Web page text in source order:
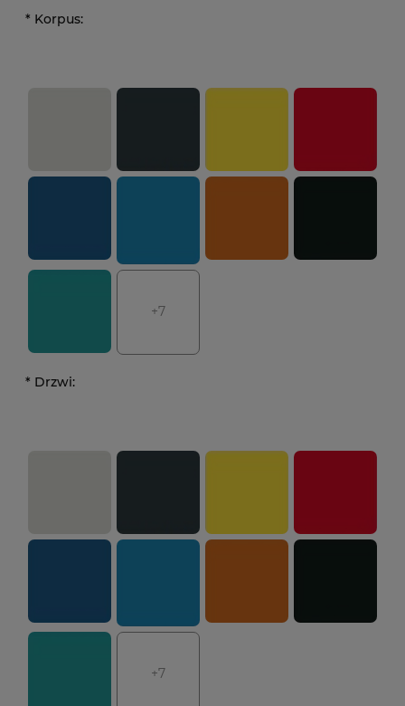
* Korpus:
+7
* Drzwi:
+7